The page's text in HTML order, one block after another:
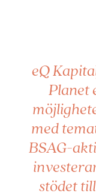
eQ
Planet
med
BSAG-
stödet